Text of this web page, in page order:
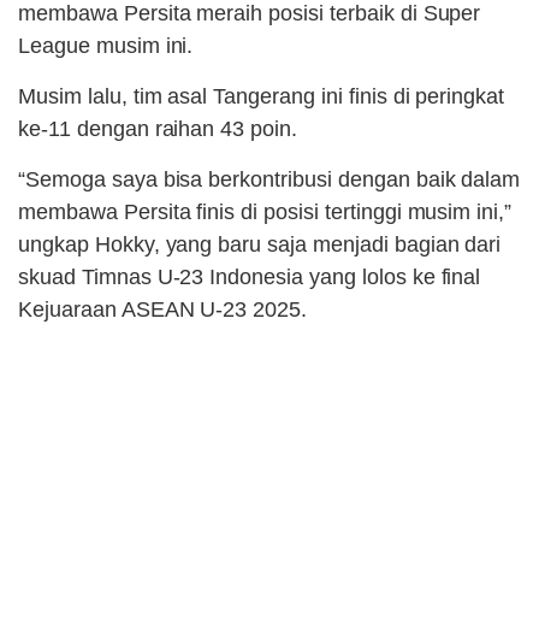
membawa Persita meraih posisi terbaik di Super
League musim ini.
Musim lalu, tim asal Tangerang ini finis di peringkat
ke-11 dengan raihan 43 poin.
“Semoga saya bisa berkontribusi dengan baik dalam
membawa Persita finis di posisi tertinggi musim ini,”
ungkap Hokky, yang baru saja menjadi bagian dari
skuad Timnas U-23 Indonesia yang lolos ke final
Kejuaraan ASEAN U-23 2025.